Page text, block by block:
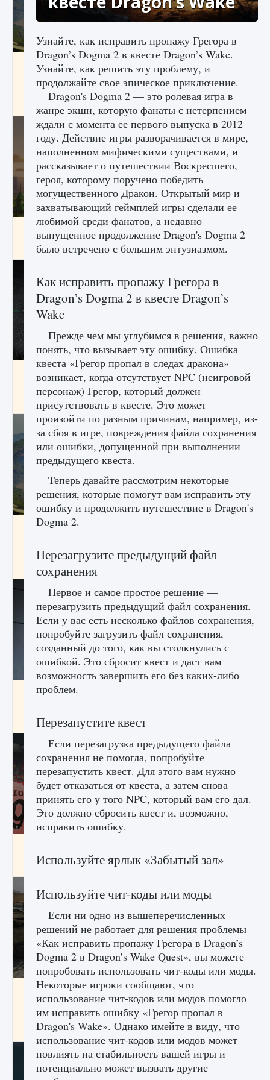
Как исправить ошибку Palworld «Идет
сохранение мира — Невозможно начать
сохранение данных мира»
9 августа 2024 2 511 0 0
Как заработать медали лиги Clash of Clans
9 августа 2024 2 599 0 1
лицензии, лиги, команды и стадионы в EA
FC 25
Как исправить ошибку Palworld EPalworld
Все новые функции в режиме карьеры EA
9 августа 2024 2 096
9 августа 2024 2 064 0 1
Как исправить текстовую ошибку
пользовательского интерфейса Delta
Force Hawk Ops
9 августа 2024 1 945 0 0
Узнайте, как исправить пропажу Грегора в
Dragon’s Dogma 2 в квесте Dragon’s Wake.
Узнайте, как решить эту проблему, и
продолжайте свое эпическое приключение.
Dragon's Dogma 2 — это ролевая игра в
жанре экшн, которую фанаты с нетерпением
ждали с момента ее первого выпуска в 2012
году. Действие игры разворачивается в мире,
наполненном мифическими существами, и
рассказывает о путешествии Воскресшего,
героя, которому поручено победить
могущественного Дракон. Открытый мир и
захватывающий геймплей игры сделали ее
любимой среди фанатов, а недавно
выпущенное продолжение Dragon's Dogma 2
было встречено с большим энтузиазмом.
Как исправить пропажу Грегора в
Dragon’s Dogma 2 в квесте Dragon’s
Wake
Прежде чем мы углубимся в решения, важно
понять, что вызывает эту ошибку. Ошибка
квеста «Грегор пропал в следах дракона»
возникает, когда отсутствует NPC (неигровой
персонаж) Грегор, который должен
присутствовать в квесте. Это может
произойти по разным причинам, например, из-
за сбоя в игре, повреждения файла сохранения
или ошибки, допущенной при выполнении
предыдущего квеста.
Теперь давайте рассмотрим некоторые
решения, которые помогут вам исправить эту
ошибку и продолжить путешествие в Dragon's
Dogma 2.
Перезагрузите предыдущий файл
сохранения
Первое и самое простое решение —
перезагрузить предыдущий файл сохранения.
Если у вас есть несколько файлов сохранения,
попробуйте загрузить файл сохранения,
созданный до того, как вы столкнулись с
ошибкой. Это сбросит квест и даст вам
возможность завершить его без каких-либо
проблем.
Перезапустите квест
Если перезагрузка предыдущего файла
сохранения не помогла, попробуйте
перезапустить квест. Для этого вам нужно
будет отказаться от квеста, а затем снова
принять его у того NPC, который вам его дал.
Это должно сбросить квест и, возможно,
исправить ошибку.
Используйте ярлык «Забытый зал»
Используйте чит-коды или моды
Если ни одно из вышеперечисленных
решений не работает для решения проблемы
«Как исправить пропажу Грегора в Dragon’s
Dogma 2 в Dragon’s Wake Quest», вы можете
попробовать использовать чит-коды или моды.
Некоторые игроки сообщают, что
использование чит-кодов или модов помогло
им исправить ошибку «Грегор пропал в
Dragon's Wake». Однако имейте в виду, что
использование чит-кодов или модов может
повлиять на стабильность вашей игры и
потенциально может вызвать другие